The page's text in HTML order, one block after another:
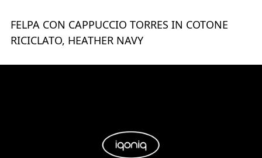
FELPA CON CAPPUCCIO TORRES IN COTONE
RICICLATO, HEATHER NAVY